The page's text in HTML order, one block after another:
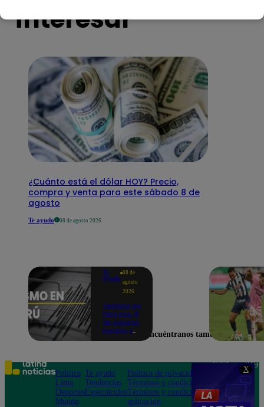
X
interesar
¿Cuánto está el dólar HOY? Precio,
compra y venta para este sábado 8 de
agosto
Te ayudo 08 de agosto 2026
Te
ayudo
08 de
agosto
2026
Temblor en
Perú hoy, 8
de agosto:
horario y
según IGP
Encuéntranos también en
Política
Lima
Deportes
Mundo
Te ayudo
Tendencias
Espectáculos
Política de privacidad
Términos y condiciones
Términos y condiciones
aplicación
Teléfono: 219
Av. San
Felipe 968
Jesús María